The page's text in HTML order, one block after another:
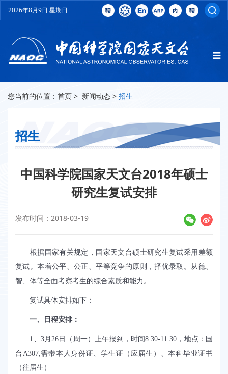
2026年8月9日 星期日
您当前的位置： 首页 > 新闻动态 > 招生
招生
中国科学院国家天文台2018年硕士
研究生复试安排
发布时间：2018-03-19
根据国家有关规定，国家天文台硕士研究生复试采用差额
复试。本着公平、公正、平等竞争的原则，择优录取。从德、
智、体等全面考察考生的综合素质和能力。
复试具体安排如下：
一、日程安排：
1 、 3月26 日（周一）上午报到，时间8:30-11:30 ，地点：国
台A307,需带本人身份证、学生证（应届生）、本科毕业证书
（往届生）